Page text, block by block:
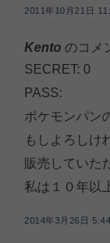
2011年10月21日
Kento のコメ
SECRET: 0
PASS:
ポケモンパン
もしよろしけ
販売していた
私は１０年以
2014年3月26日